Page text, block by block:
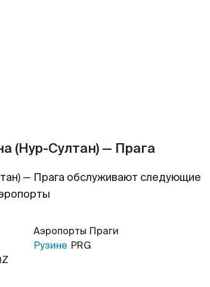
(Нур-Султан) — Прага
— Прага обслуживают следующие
Аэропорты Праги
Рузине PRG